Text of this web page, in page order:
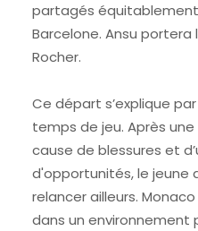
partagés
Barcelone. Ansu portera
Rocher.
Ce départ s’explique
temps de jeu. Après
cause de blessures et
d'opportunités, le jeune
relancer ailleurs.
dans un environnement